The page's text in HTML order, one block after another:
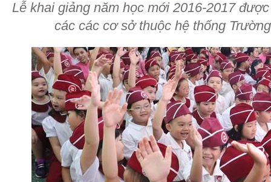
Lễ khai giảng năm học mới 2016-2017
các các cơ sở thuộc hệ thống